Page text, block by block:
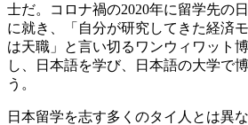
士だ。コロナ禍の2020年に留学先の
に就き、「自分が研究してきた経済
は天職」と言い切るワンウィワット
し、日本語を学び、日本語の大学で
う。
日本留学を志す多くのタイ人とは異